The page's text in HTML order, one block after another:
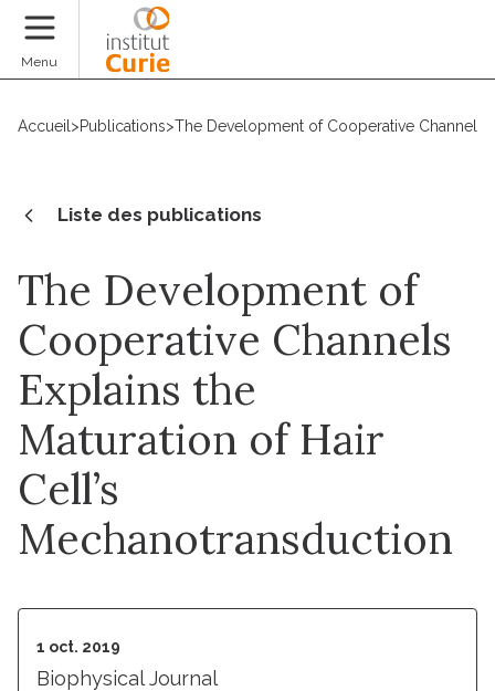
Menu
Accueil >Publications>The Development of Cooperative Channels
Liste des publications
The Development of
Cooperative Channels
Explains the
Maturation of Hair
Cell’s
Mechanotransduction
1 oct. 2019
Biophysical Journal